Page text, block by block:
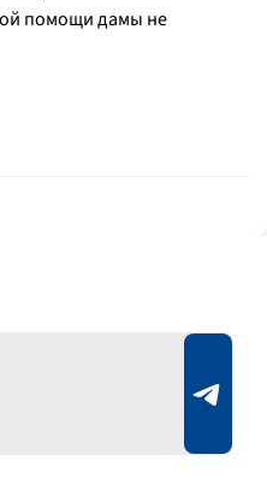
помощи дамы не